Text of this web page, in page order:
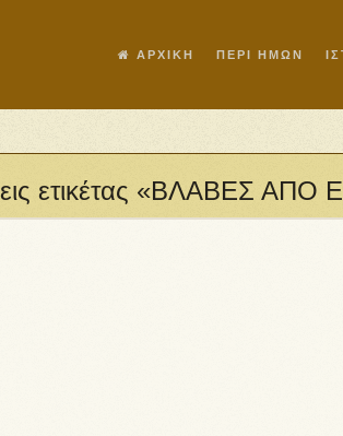
ΑΡΧΙΚΗ ΠΕΡΙ ΗΜΩΝ
ετικέτας «ΒΛΑΒΕΣ